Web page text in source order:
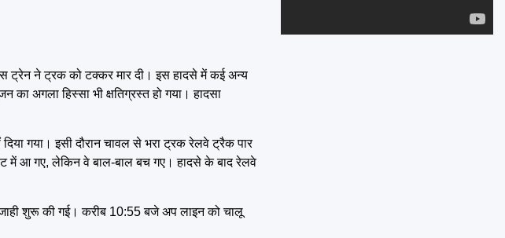
ने ट्रक को टक्कर मार दी। इस हादसे में कई अन्य
अगला हिस्सा भी क्षतिग्रस्त हो गया। हादसा
गया। इसी दौरान चावल से भरा ट्रक रेलवे ट्रैक पार
में आ गए, लेकिन वे बाल-बाल बच गए। हादसे के बाद रेलवे
शुरू की गई। करीब 10:55 बजे अप लाइन को चालू